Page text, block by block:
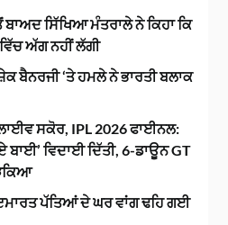
ਸਿੱਖਿਆ ਮੰਤਰਾਲੇ ਨੇ ਕਿਹਾ ਕਿ
ਅੱਗ ਨਹੀਂ ਲੱਗੀ
ਬੈਨਰਜੀ ‘ਤੇ ਹਮਲੇ ਨੇ ਭਾਰਤੀ ਬਲਾਕ
ਸਕੋਰ, IPL 2026 ਫਾਈਨਲ:
ਬਾਈ’ ਵਿਦਾਈ ਦਿੱਤੀ, 6-ਡਾਊਨ GT
ਪੱਤਿਆਂ ਦੇ ਘਰ ਵਾਂਗ ਢਹਿ ਗਈ